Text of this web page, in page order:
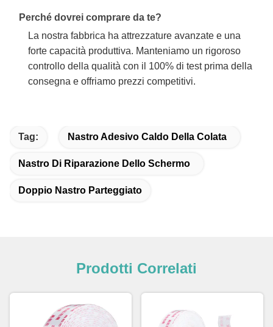
Perché dovrei comprare da te?
La nostra fabbrica ha attrezzature avanzate e una
forte capacità produttiva. Manteniamo un rigoroso
controllo della qualità con il 100% di test prima della
consegna e offriamo prezzi competitivi.
Tag: Nastro Adesivo Caldo Della Colata
Nastro Di Riparazione Dello Schermo
Doppio Nastro Parteggiato
Prodotti Correlati